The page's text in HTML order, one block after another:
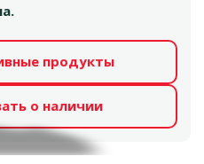
продукты
о наличии